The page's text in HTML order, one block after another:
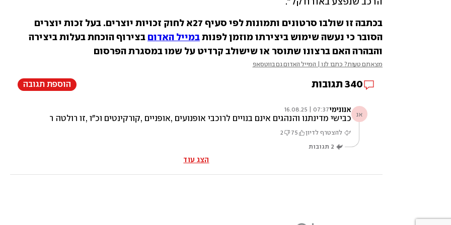
הרכב שנפצע באורח קל".
הסובר כי נעשה שימוש ביצירתו מוזמן לפנות במייל האדום
והבהרה האם ברצונו שתוסר או שישולב קרדיט על שמו במסגרת הפרסום
מצאתם טעות? כתבו לנו | המייל האדום גם בווטסאפ
340 תגובות הוספת תגובה
אנ אנונימי07:37 | 16.08.25
כבישי מדינתנו והנהגים אינם בנויים לרוכבי אופנועים ,אופניים ,קורקינטים וכ"ו ,זו רולטה רוסית
להצטרף לדיון 75
2
2 תגובות
הצג עוד